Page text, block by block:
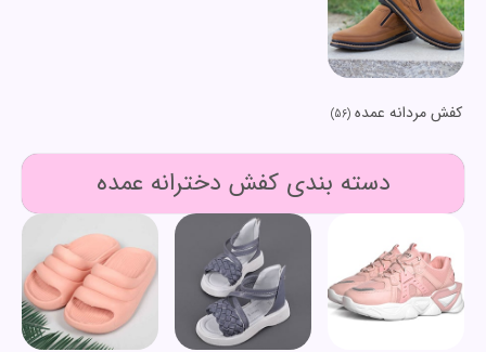
کفش مردانه عمده(56)
دسته بندی کفش دخترانه عمده